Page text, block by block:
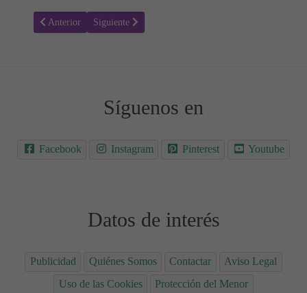
Artículo anterior: Colorear Seguridad Vial 11
Anterior Artículo siguiente: Colorear Seguridad Vial 09
Siguiente
Síguenos en
Facebook Instagram Pinterest Youtube
Datos de interés
Publicidad Quiénes Somos Contactar
Aviso Legal
Uso de las Cookies
Protección del Menor